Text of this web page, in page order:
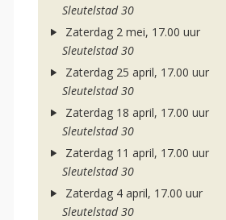
Sleutelstad 30
Zaterdag 2 mei, 17.00 uur
Sleutelstad 30
Zaterdag 25 april, 17.00 uur
Sleutelstad 30
Zaterdag 18 april, 17.00 uur
Sleutelstad 30
Zaterdag 11 april, 17.00 uur
Sleutelstad 30
Zaterdag 4 april, 17.00 uur
Sleutelstad 30